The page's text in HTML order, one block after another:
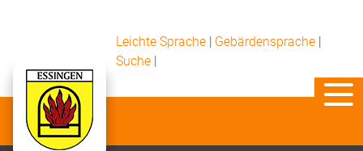
Leichte Sprache | Gebärdensprache |
Suche |